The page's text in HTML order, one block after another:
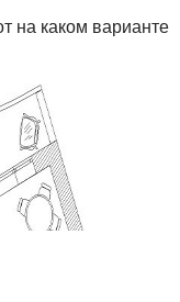
на каком варианте